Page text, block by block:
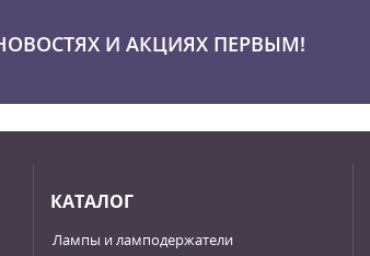
И АКЦИЯХ ПЕРВЫМ!
КАТАЛОГ
Лампы и ламподержатели